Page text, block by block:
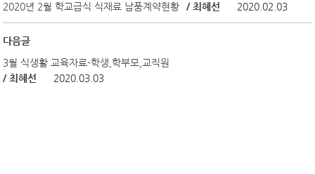
2020년 2월 학교급식 식재료 납품계약현황
/ 최혜선 2020.02.03
다음글
3월 식생활 교육자료-학생,학부모,교직원
/ 최혜선
2020.03.03